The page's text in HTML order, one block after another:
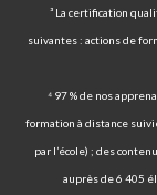
³ La certification
suivantes : actions de
⁴ 97 % de nos
formation à distance
par l’école) ; des
auprès de 6 405